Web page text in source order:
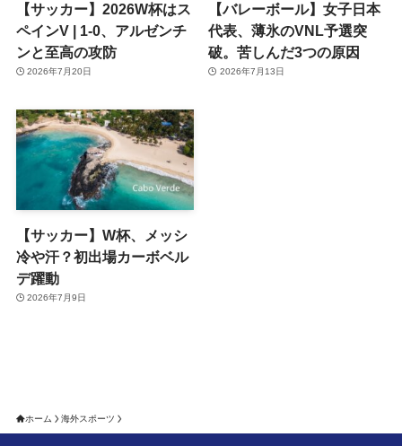
【サッカー】2026W杯はス
ペインV | 1-0、アルゼンチ
ンと至高の攻防
2026年7月20日
【バレーボール】女子日本
代表、薄氷のVNL予選突
破。苦しんだ3つの原因
2026年7月13日
【サッカー】W杯、メッシ
冷や汗？初出場カーボベル
デ躍動
2026年7月9日
ホーム 海外スポーツ